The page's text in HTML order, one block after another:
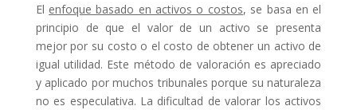
El enfoque basado en activos o costos, se basa en el
principio de que el valor de un activo se presenta
mejor por su costo o el costo de obtener un activo de
igual utilidad. Este método de valoración es apreciado
y aplicado por muchos tribunales porque su naturaleza
no es especulativa. La dificultad de valorar los activos